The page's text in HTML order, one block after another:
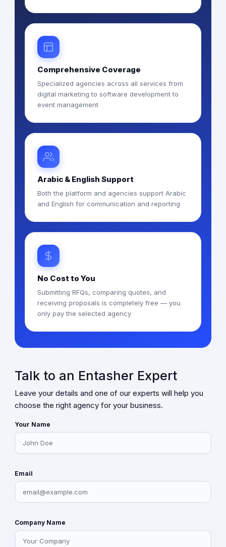
Comprehensive Coverage
Specialized agencies across all services from
digital marketing to software development to
event management
Arabic & English Support
Both the platform and agencies support Arabic
and English for communication and reporting
No Cost to You
Submitting RFQs, comparing quotes, and
receiving proposals is completely free — you
only pay the selected agency
Talk to an Entasher Expert
Leave your details and one of our experts will help you
choose the right agency for your business.
Your Name
Email
Company Name